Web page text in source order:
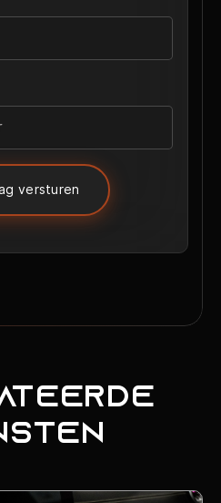
Aanvraag versturen